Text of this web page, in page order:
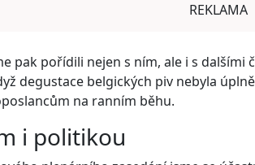
REKLAMA
pak pořídili nejen s ním, ale i s
degustace belgických piv nebyla
na ranním běhu.
i politikou